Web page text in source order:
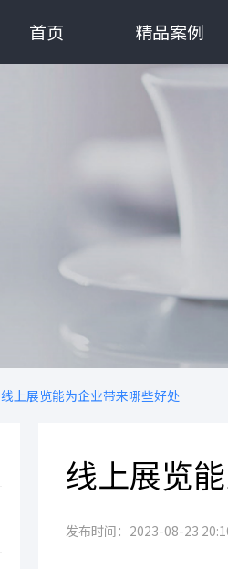
首页 精品案例
线上展览能为企业带来哪些好处
线上展览
发布时间：2023-08-23